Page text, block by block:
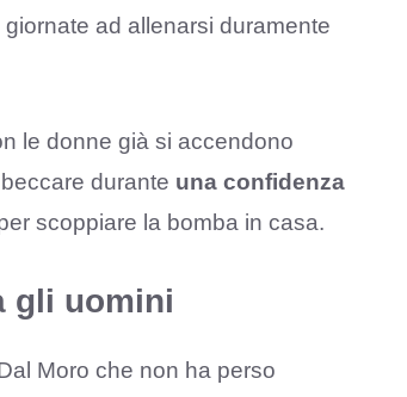
ad allenarsi duramente
le donne già si accendono
durante una confidenza
scoppiare la bomba in casa.
gli uomini
Moro che non ha perso